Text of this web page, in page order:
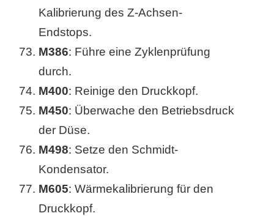
Kalibrierung des Z-Achsen-
Endstops.
M386: Führe eine Zyklenprüfung
durch.
M400: Reinige den Druckkopf.
M450: Überwache den Betriebsdruck
der Düse.
M498: Setze den Schmidt-
Kondensator.
M605: Wärmekalibrierung für den
Druckkopf.